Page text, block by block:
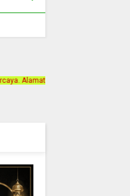
Bintan Gang Paris 1.